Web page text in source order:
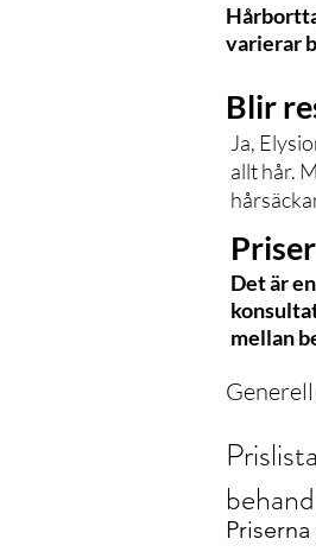
varierar
Blir
Ja,
allt hår.
Det är
mellan